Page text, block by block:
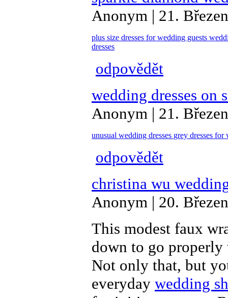
Anonym | 21.
plus size dresses for wedding guests
dresses
odpovědět
wedding dresses on
Anonym | 21.
unusual wedding dresses grey dresses
odpovědět
christina wu
Anonym | 20.
This modest faux
down to go
Not only that, but
everyday wedding